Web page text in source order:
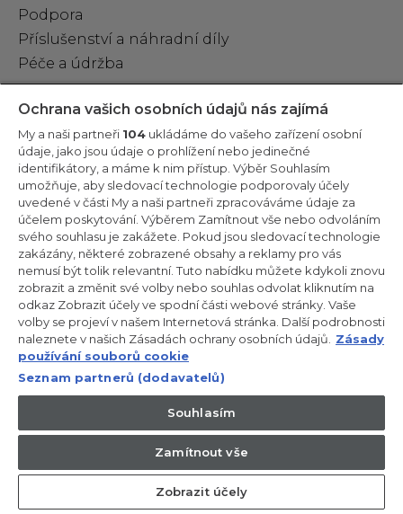
Podpora
Příslušenství a náhradní díly
Péče a údržba
Odebírejte náš newsletter
CANDY HOOVER GROUP S.r.I. - Jediný akcionář - SÍDLO
SPOLEČNOSTI: Via Comolli, 57 - 20861 Brugherio (Monza Brianza) -
Itálie - ADMINISTRATIVNÍ KANCELÁŘE: Via Privata Eden Fumagalli
snc - 20861 Brugherio (Monza Brianza) a Via Trento č. 20/A-22 -
20871 Vimercate (Monza Brianza) - Itálie - Tel.: +39.039.2086.1 -
Fax: +39.039.2086.237 - Základní kapitál 35 000 000,00 € plně
splacený - IČ a číslo zápisu v obchodním rejstříku Milán-Monza-
Brianza-Lodi 04666310158 - DIČ 00786860965 - Číslo REA
211870 - Společnost podléhající řídicím a koordinačním činnostem
společnosti Candy S.p.A.
CZ / Česká republika
Ochrana vašich osobních údajů nás zajímá
My a naši partneři 104 ukládáme do vašeho zařízení osobní
údaje, jako jsou údaje o prohlížení nebo jedinečné
identifikátory, a máme k nim přístup. Výběr Souhlasím
umožňuje, aby sledovací technologie podporovaly účely
uvedené v části My a naši partneři zpracováváme údaje za
účelem poskytování. Výběrem Zamítnout vše nebo odvoláním
svého souhlasu je zakážete. Pokud jsou sledovací technologie
zakázány, některé zobrazené obsahy a reklamy pro vás
nemusí být tolik relevantní. Tuto nabídku můžete kdykoli znovu
zobrazit a změnit své volby nebo souhlas odvolat kliknutím na
odkaz Zobrazit účely ve spodní části webové stránky. Vaše
volby se projeví v našem Internetová stránka. Další podrobnosti
naleznete v našich Zásadách ochrany osobních údajů.
Zásady
používání souborů cookie
Seznam partnerů (dodavatelů)
Souhlasím
Zamítnout vše
Zobrazit účely